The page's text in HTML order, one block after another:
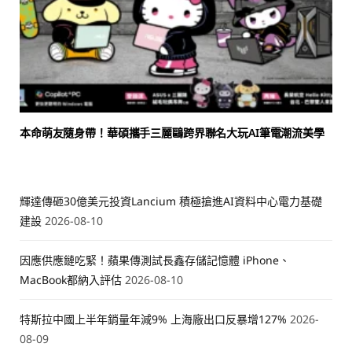
本命萌友隨身帶！華碩攜手三麗鷗跨界聯名大玩AI筆電潮流美學
輝達傳砸30億美元投資Lancium 積極搶進AI資料中心電力基礎
建設 2026-08-10
因應供應鏈吃緊！蘋果傳測試長鑫存儲記憶體 iPhone、
MacBook都納入評估 2026-08-10
特斯拉中國上半年銷量年減9% 上海廠出口反暴增127% 2026-
08-09